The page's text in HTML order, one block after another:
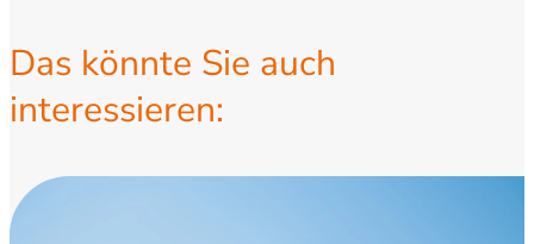
Das könnte Sie auch
interessieren: